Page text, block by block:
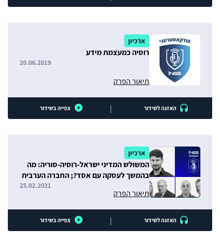
ארכיון
רוסיה כמעצמת מידע
תיאור הפרק
20.06.2019
האזנה לשידור | צפייה בשידור
ארכיון
המשולש המדיני ישראל-רוסיה-סוריה: מה
בהמשך לעסקה עם אסד?; החברה הערבית
תיאור הפרק
25.02.2021
האזנה לשידור | צפייה בשידור